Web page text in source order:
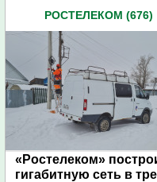
РОСТЕЛЕКОМ (676)
«Ростелеком»
гигабитную сеть в